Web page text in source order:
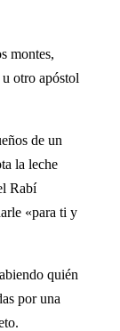
montes,
otro apóstol
de un
la leche
Rabí
«para ti y
quién
por una